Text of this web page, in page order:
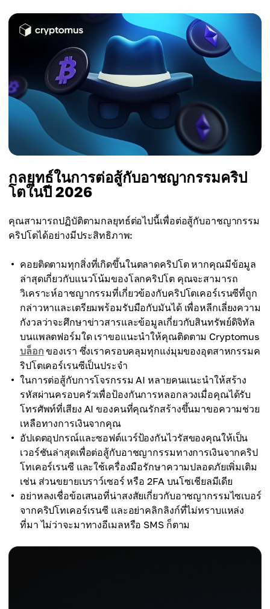
กลยุทธ์ในการต่อสู้กับอาชญากรรมคริป
โตในปี 2026
คุณสามารถปฏิบัติตามกลยุทธ์ต่อไปนี้เพื่อต่อสู้กับอาชญากรรม
คริปโตได้อย่างมีประสิทธิภาพ:
คอยติดตามทุกสิ่งที่เกิดขึ้นในตลาดคริปโต หากคุณมีข้อมูล
ล่าสุดเกี่ยวกับแนวโน้มของโลกคริปโต คุณจะสามารถ
วิเคราะห์อาชญากรรมที่เกี่ยวข้องกับคริปโตเคอร์เรนซีที่ถูก
กล่าวหาและเตรียมพร้อมรับมือกับมันได้ เพื่อหลีกเลี่ยงความ
กังวลว่าจะศึกษาข่าวสารและข้อมูลเกี่ยวกับสินทรัพย์ดิจิทัล
บนแพลตฟอร์มใด เราขอแนะนำให้คุณติดตาม Cryptomus
บล็อก ของเรา ซึ่งเราครอบคลุมทุกแง่มุมของอุตสาหกรรมค
ริปโตเคอร์เรนซีเป็นประจำ
ในการต่อสู้กับการโจรกรรม AI หลายคนแนะนำให้สร้าง
รหัสผ่านครอบครัวเพื่อป้องกันการหลอกลวงเมื่อคุณได้รับ
โทรศัพท์ที่เสียง AI ของคนที่คุณรักสร้างขึ้นมาขอความช่วย
เหลือทางการเงินจากคุณ
อัปเดตอุปกรณ์และซอฟต์แวร์ป้องกันไวรัสของคุณให้เป็น
เวอร์ชันล่าสุดเพื่อต่อสู้กับอาชญากรรมทางการเงินจากคริป
โทเคอร์เรนซี และใช้เครื่องมือรักษาความปลอดภัยเพิ่มเติม
เช่น ส่วนขยายเบราว์เซอร์ หรือ 2FA บนโซเชียลมีเดีย
อย่าหลงเชื่อข้อเสนอที่น่าสงสัยเกี่ยวกับอาชญากรรมไซเบอร์
จากคริปโทเคอร์เรนซี และอย่าคลิกลิงก์ที่ไม่ทราบแหล่ง
ที่มา ไม่ว่าจะมาทางอีเมลหรือ SMS ก็ตาม